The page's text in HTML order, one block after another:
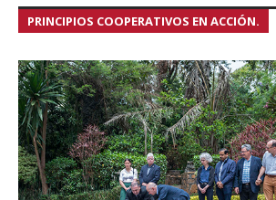
PRINCIPIOS COOPERATIVOS EN ACCIÓN.